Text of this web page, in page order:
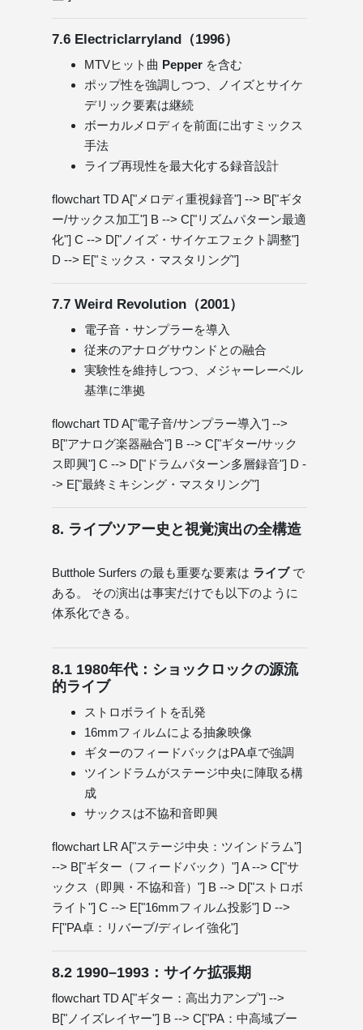
7.6 Electriclarryland（1996）
MTVヒット曲 Pepper を含む
ポップ性を強調しつつ、ノイズとサイケ
デリック要素は継続
ボーカルメロディを前面に出すミックス
手法
ライブ再現性を最大化する録音設計
flowchart TD A["メロディ重視録音"] --> B["ギタ
ー/サックス加工"] B --> C["リズムパターン最適
化"] C --> D["ノイズ・サイケエフェクト調整"]
D --> E["ミックス・マスタリング"]
7.7 Weird Revolution（2001）
電子音・サンプラーを導入
従来のアナログサウンドとの融合
実験性を維持しつつ、メジャーレーベル
基準に準拠
flowchart TD A["電子音/サンプラー導入"] -->
B["アナログ楽器融合"] B --> C["ギター/サック
ス即興"] C --> D["ドラムパターン多層録音"] D -
-> E["最終ミキシング・マスタリング"]
8. ライブツアー史と視覚演出の全構造
Butthole Surfers の最も重要な要素は ライブで
ある。 その演出は事実だけでも以下のように
体系化できる。
8.1 1980年代：ショックロックの源流
的ライブ
ストロボライトを乱発
16mmフィルムによる抽象映像
ギターのフィードバックはPA卓で強調
ツインドラムがステージ中央に陣取る構
成
サックスは不協和音即興
flowchart LR A["ステージ中央：ツインドラム"]
--> B["ギター（フィードバック）"] A --> C["サ
ックス（即興・不協和音）"] B --> D["ストロボ
ライト"] C --> E["16mmフィルム投影"] D -->
F["PA卓：リバーブ/ディレイ強化"]
8.2 1990–1993：サイケ拡張期
flowchart TD A["ギター：高出力アンプ"] -->
B["ノイズレイヤー"] B --> C["PA：中高域ブー